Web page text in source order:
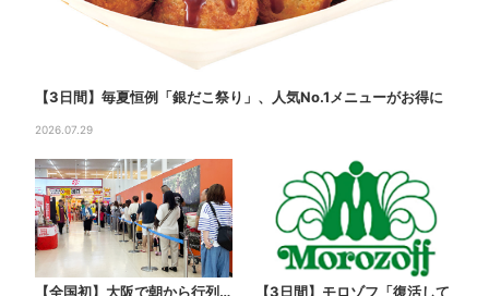
【3日間】毎夏恒例「銀だこ祭り」、人気No.1メニューがお得に
2026.07.29
【全国初】大阪で朝から行列… 【3日間】モロゾフ「復活して